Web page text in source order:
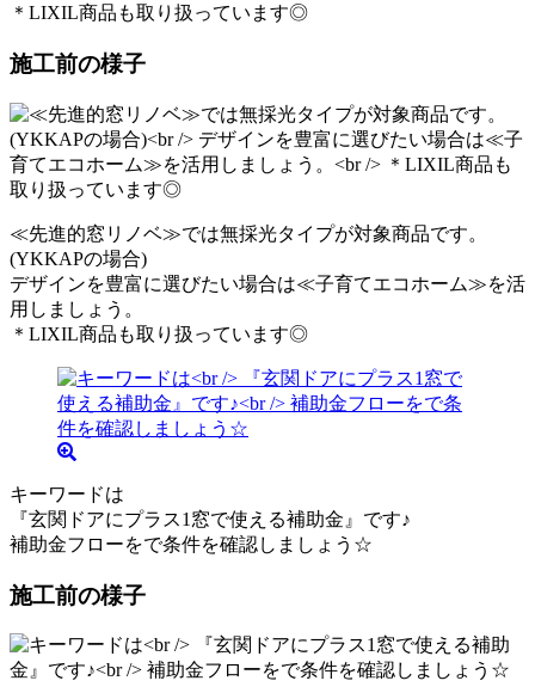
＊LIXIL商品も取り扱っています◎
施工前の様子
≪先進的窓リノベ≫では無採光タイプが対象商品です。
(YKKAPの場合)
デザインを豊富に選びたい場合は≪子育てエコホーム≫を活
用しましょう。
＊LIXIL商品も取り扱っています◎
キーワードは
『玄関ドアにプラス1窓で使える補助金』です♪
補助金フローをで条件を確認しましょう☆
施工前の様子